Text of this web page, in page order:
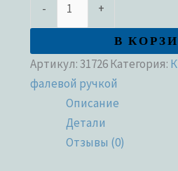
- +
В
Артикул:31726Категория:
фалевой ручкой
Описание
Детали
Отзывы (0)